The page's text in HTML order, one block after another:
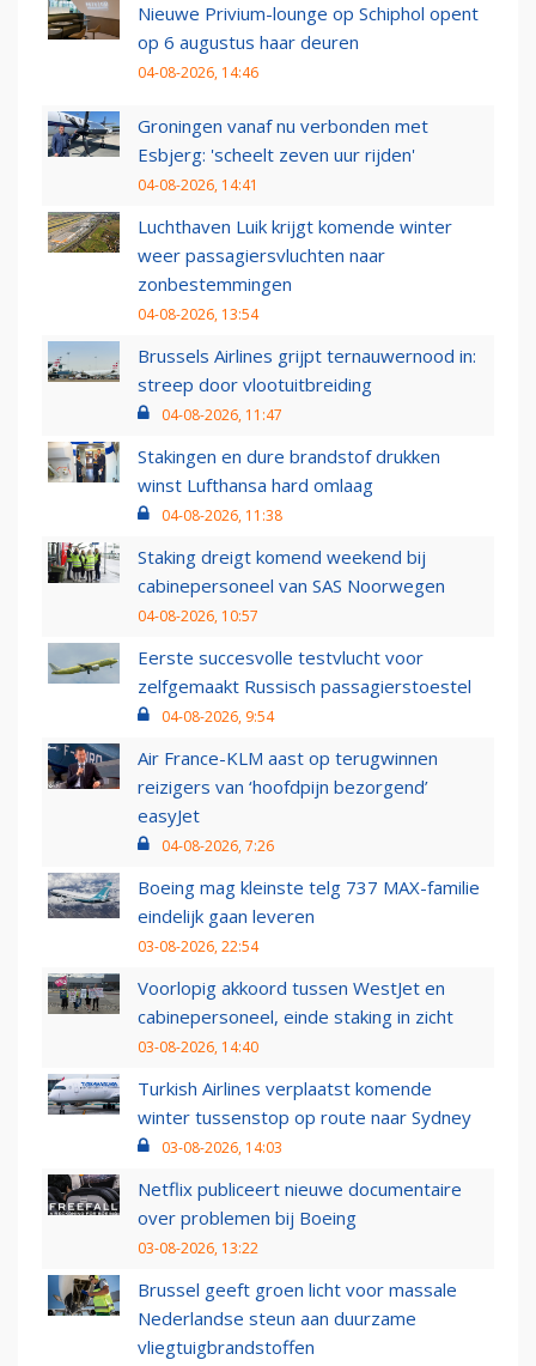
Nieuwe Privium-lounge op Schiphol opent
op 6 augustus haar deuren
04-08-2026, 14:46
Groningen vanaf nu verbonden met
Esbjerg: 'scheelt zeven uur rijden'
04-08-2026, 14:41
Luchthaven Luik krijgt komende winter
weer passagiersvluchten naar
zonbestemmingen
04-08-2026, 13:54
Brussels Airlines grijpt ternauwernood in:
streep door vlootuitbreiding
04-08-2026, 11:47
Stakingen en dure brandstof drukken
winst Lufthansa hard omlaag
04-08-2026, 11:38
Staking dreigt komend weekend bij
cabinepersoneel van SAS Noorwegen
04-08-2026, 10:57
Eerste succesvolle testvlucht voor
zelfgemaakt Russisch passagierstoestel
04-08-2026, 9:54
Air France-KLM aast op terugwinnen
reizigers van ‘hoofdpijn bezorgend’
easyJet
04-08-2026, 7:26
Boeing mag kleinste telg 737 MAX-familie
eindelijk gaan leveren
03-08-2026, 22:54
Voorlopig akkoord tussen WestJet en
cabinepersoneel, einde staking in zicht
03-08-2026, 14:40
Turkish Airlines verplaatst komende
winter tussenstop op route naar Sydney
03-08-2026, 14:03
Netflix publiceert nieuwe documentaire
over problemen bij Boeing
03-08-2026, 13:22
Brussel geeft groen licht voor massale
Nederlandse steun aan duurzame
vliegtuigbrandstoffen